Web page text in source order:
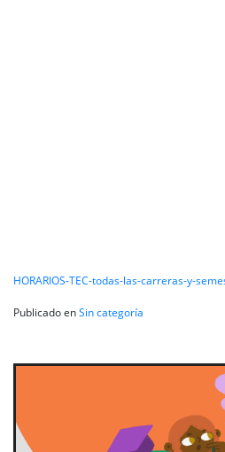
HORARIOS-TEC-todas-las-carreras-y-
Publicado enSin categoría